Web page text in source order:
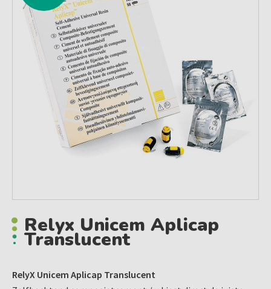
Relyx Unicem Aplicap
Translucent
RelyX Unicem Aplicap Translucent